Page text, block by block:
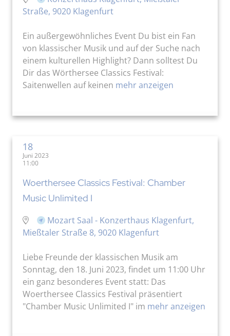
Straße, 9020 Klagenfurt
Ein außergewöhnliches Event Du bist ein Fan
von klassischer Musik und auf der Suche nach
einem kulturellen Highlight? Dann solltest Du
Dir das Wörthersee Classics Festival:
Saitenwellen auf keinen mehr anzeigen
18
Juni 2023
11:00
Woerthersee Classics Festival: Chamber
Music Unlimited I
Mozart Saal - Konzerthaus Klagenfurt,
Mießtaler Straße 8, 9020 Klagenfurt
Liebe Freunde der klassischen Musik am
Sonntag, den 18. Juni 2023, findet um 11:00 Uhr
ein ganz besonderes Event statt: Das
Woerthersee Classics Festival präsentiert
"Chamber Music Unlimited I" im mehr anzeigen